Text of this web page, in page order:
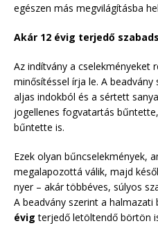
egészen más megvilágításba
Akár 12 évig terjedő
Az indítvány a cselekményeket
minősítéssel írja le. A
aljas indokból és a sértett
jogellenes fogvatartás
bűntette is.
Ezek olyan bűncselekmények,
megalapozottá válik, majd
nyer – akár többéves, súlyos
A beadvány szerint a
évig terjedő letöltendő börtön